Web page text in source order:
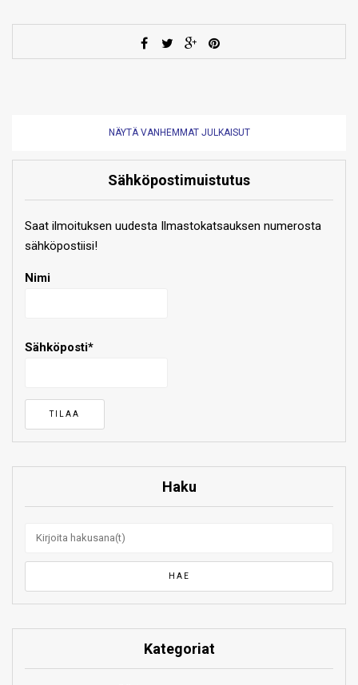
NÄYTÄ VANHEMMAT JULKAISUT
Sähköpostimuistutus
Saat ilmoituksen uudesta Ilmastokatsauksen numerosta
sähköpostiisi!
Nimi
Sähköposti*
Haku
Kategoriat